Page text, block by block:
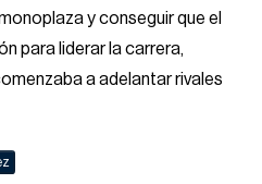
y conseguir que el
para liderar la carrera,
a adelantar rivales